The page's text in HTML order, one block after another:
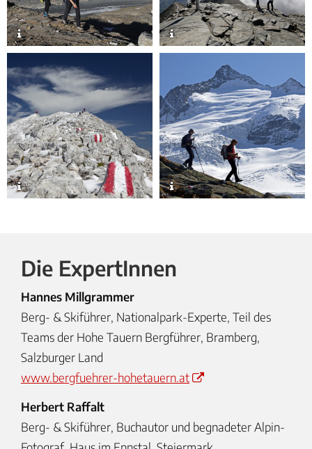
Die ExpertInnen
Hannes Millgrammer
Berg- & Skiführer, Nationalpark-Experte, Teil des
Teams der Hohe Tauern Bergführer, Bramberg,
Salzburger Land
www.bergfuehrer-hohetauern.at
Herbert Raffalt
Berg- & Skiführer, Buchautor und begnadeter Alpin-